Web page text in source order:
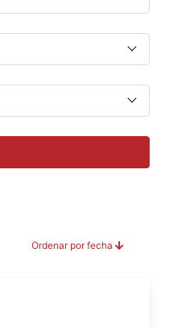
Ordenar por fecha